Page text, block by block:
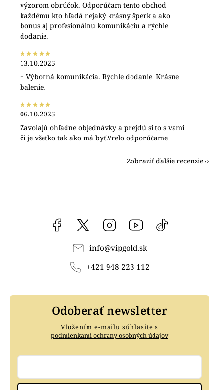
výzorom obrúčok. Odporúčam tento obchod
každému kto hľadá nejaký krásny šperk a ako
bonus aj profesionálnu komunikáciu a rýchle
dodanie.
13.10.2025
+ Výborná komunikácia. Rýchle dodanie. Krásne
balenie.
06.10.2025
Zavolajú ohľadne objednávky a prejdú si to s vami
či je všetko tak ako má byť.Vrelo odporúčame
Zobraziť ďalšie recenzie
Facebook vipgoldsk Instagram YouTube
info@vipgold.sk
+421 948 223 112
Odoberať newsletter
Vložením e-mailu súhlasíte s
podmienkami ochrany osobných údajov